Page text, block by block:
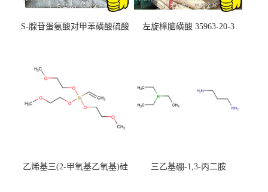
S-腺苷蛋氨酸对甲苯磺酸硫酸
左旋樟脑磺酸 35963-20-3
乙烯基三(2-甲氧基乙氧基)硅
三乙基硼-1,3-丙二胺